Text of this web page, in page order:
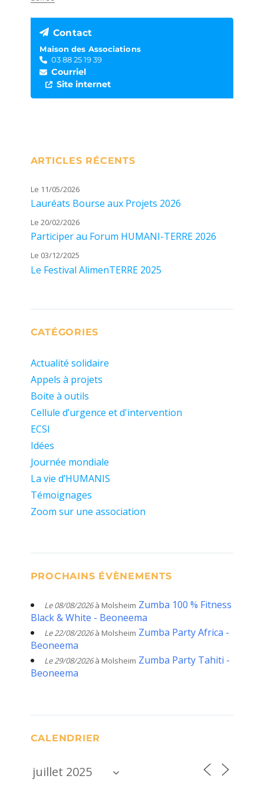
Contact
Maison des Associations
03 88 25 19 39
Courriel
Site internet
ARTICLES RÉCENTS
Le 11/05/2026
Lauréats Bourse aux Projets 2026
Le 20/02/2026
Participer au Forum HUMANI-TERRE 2026
Le 03/12/2025
Le Festival AlimenTERRE 2025
CATÉGORIES
Actualité solidaire
Appels à projets
Boite à outils
Cellule d’urgence et d'intervention
ECSI
Idées
Journée mondiale
La vie d’HUMANIS
Témoignages
Zoom sur une association
PROCHAINS ÉVÈNEMENTS
Le 08/08/2026à Molsheim Zumba 100 % Fitness
Black & White - Beoneema
Le 22/08/2026à Molsheim Zumba Party Africa -
Beoneema
Le 29/08/2026à Molsheim Zumba Party Tahiti -
Beoneema
CALENDRIER